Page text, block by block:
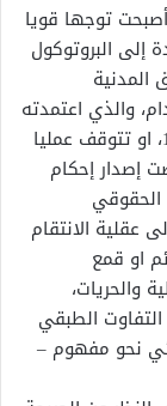
توجها قويا
إلى البروتوكول
المدنية
والذي اعتمدته
الجمعية العامة للأمم المتحدة في العام 1989، او تتوقف عمليا
إصدار إحكام
الحقوقي
عقلية الانتقام
او قمع
والحريات،
التفاوت الطبقي
نحو مفهوم –